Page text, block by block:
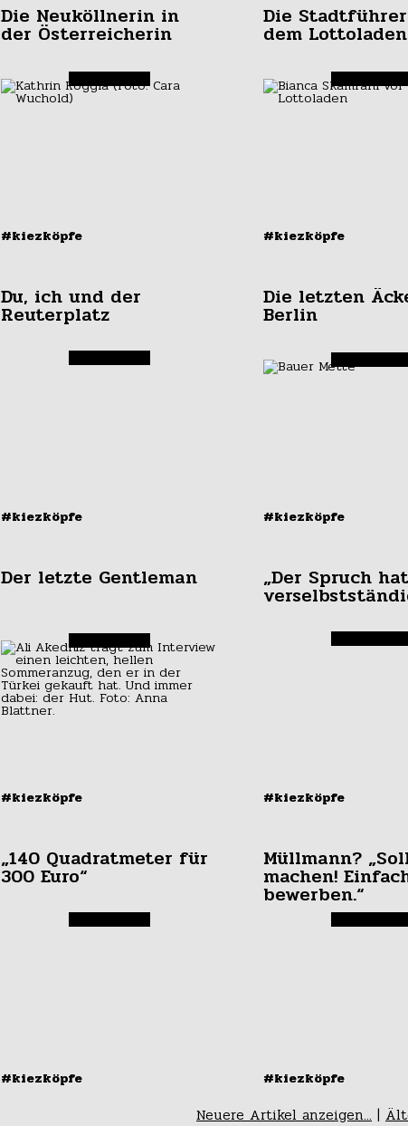
Die Neuköllnerin in
der Österreicherin
#kiezköpfe
Die
dem Lottoladen
#kiezköpfe
Du, ich und der
Reuterplatz
#kiezköpfe
Die letzten
Berlin
#kiezköpfe
Der letzte Gentleman
#kiezköpfe
„Der Spruch
#kiezköpfe
„140 Quadratmeter für
300 Euro“
#kiezköpfe
Müllmann?
machen!
bewerben.“
#kiezköpfe
Neuere Artikel anzeigen... |